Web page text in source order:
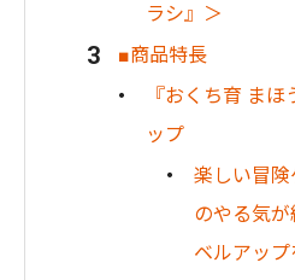
ラシ』＞
■商品特長
『おくち育 ま
ップ
楽しい冒
のやる気
ベルアッ